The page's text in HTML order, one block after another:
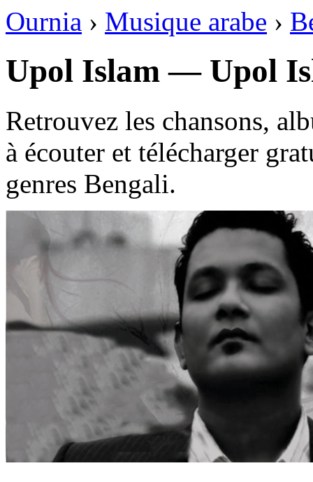
Ournia › Musique arabe ›
Upol Islam — Upol
Retrouvez les chansons,
à écouter et télécharger
genres Bengali.